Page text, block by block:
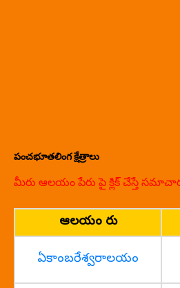
పంచభూతలింగ క్షేత్రాలు
మీరు ఆలయం పేరు పై క్లిక్ చేస్తే
ఆలయం పేరు
ఏకాంబరేశ్వరాలయం